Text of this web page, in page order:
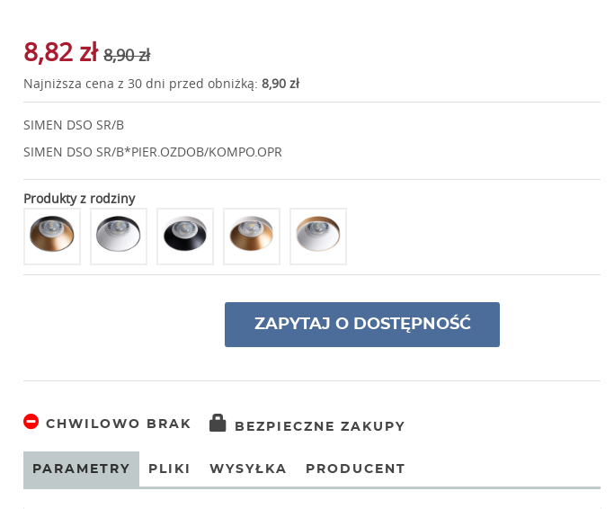
8,82 zł 8,90 zł
Najniższa cena z 30 dni przed obniżką: 8,90 zł
SIMEN DSO SR/B
SIMEN DSO SR/B*PIER.OZDOB/KOMPO.OPR
Produkty z rodziny
ZAPYTAJ O DOSTĘPNOŚĆ
CHWILOWO BRAK BEZPIECZNE ZAKUPY
PARAMETRY PLIKI WYSYŁKA PRODUCENT